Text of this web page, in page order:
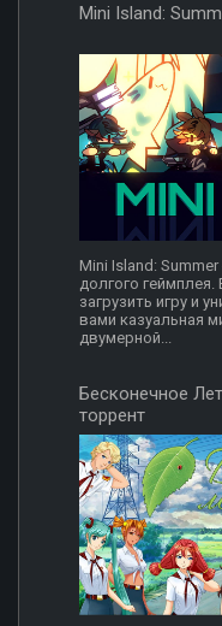
Mini Island:
Mini Island:
долгого
загрузить игру и
вами казуальная
двумерной...
Бесконечное
торрент